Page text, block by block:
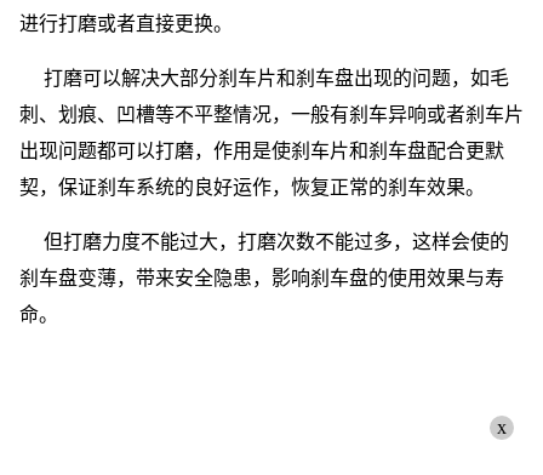
进行打磨或者直接更换。
打磨可以解决大部分刹车片和刹车盘出现的问题，如毛
刺、划痕、凹槽等不平整情况，一般有刹车异响或者刹车片
出现问题都可以打磨，作用是使刹车片和刹车盘配合更默
契，保证刹车系统的良好运作，恢复正常的刹车效果。
但打磨力度不能过大，打磨次数不能过多，这样会使的
刹车盘变薄，带来安全隐患，影响刹车盘的使用效果与寿
命。
x